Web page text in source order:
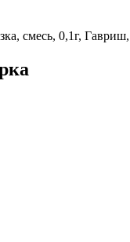
смесь, 0,1г,